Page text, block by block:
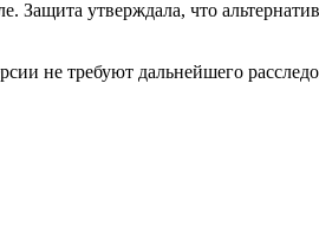
Защита утверждала, что
не требуют дальнейшего